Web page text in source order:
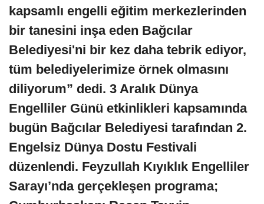
kapsamlı engelli eğitim merkezlerinden
bir tanesini inşa eden Bağcılar
Belediyesi'ni bir kez daha tebrik ediyor,
tüm belediyelerimize örnek olmasını
diliyorum” dedi. 3 Aralık Dünya
Engelliler Günü etkinlikleri kapsamında
bugün Bağcılar Belediyesi tarafından 2.
Engelsiz Dünya Dostu Festivali
düzenlendi. Feyzullah Kıyıklık Engelliler
Sarayı’nda gerçekleşen programa;